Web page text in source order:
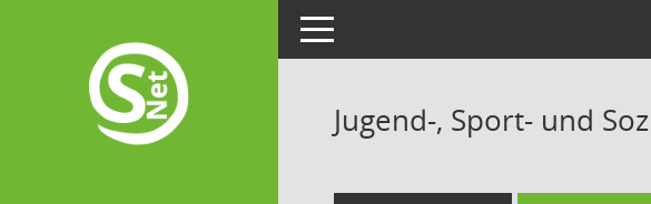
Toggle navigation
Jugend-, Sport- und